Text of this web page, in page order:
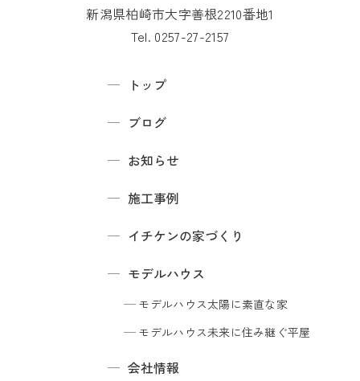
新潟県柏崎市大字善根2210番地1
Tel. 0257-27-2157
トップ
ブログ
お知らせ
施工事例
イチケンの家づくり
モデルハウス
モデルハウス太陽に素直な家
モデルハウス未来に住み継ぐ平屋
会社情報